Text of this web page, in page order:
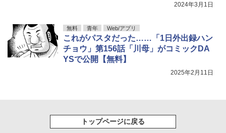
2024年3月1日
無料 青年 Web/アプリ
これがパスタだった……「1日外出録ハン
チョウ」第156話「川母」がコミックDA
YSで公開【無料】
2025年2月11日
トップページに戻る